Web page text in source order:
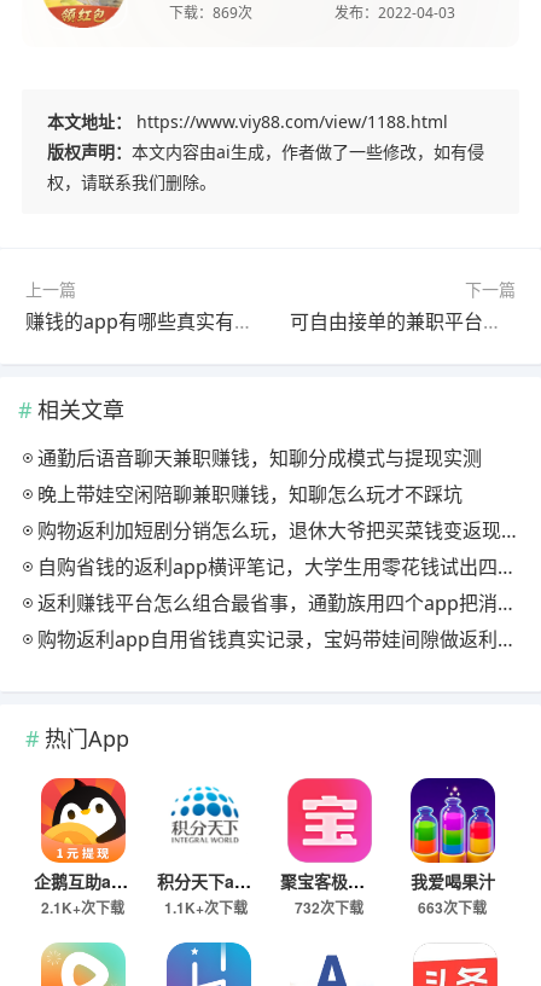
下载： 869次 发布： 2022-04-03
本文地址：
https://www.viy88.com/view/1188.html
版权声明： 本文内容由ai生成，作者做了一些修改，如有侵
权，请联系我们删除。
上一篇
赚钱的app有哪些真实有效的？这些软件都非常正规靠谱
下一篇
可自由接单的兼职平台有哪些？这三个app接单赚钱秒提现
相关文章
通勤后语音聊天兼职赚钱，知聊分成模式与提现实测
晚上带娃空闲陪聊兼职赚钱，知聊怎么玩才不踩坑
购物返利加短剧分销怎么玩，退休大爷把买菜钱变返现的慢节奏法
自购省钱的返利app横评笔记，大学生用零花钱试出四款能提现的
返利赚钱平台怎么组合最省事，通勤族用四个app把消费变现金流
购物返利app自用省钱真实记录，宝妈带娃间隙做返利赚钱的日常
热门App
企鹅互助app
2.1K+次下载
积分天下app
1.1K+次下载
聚宝客极速版
732次下载
我爱喝果汁
663次下载